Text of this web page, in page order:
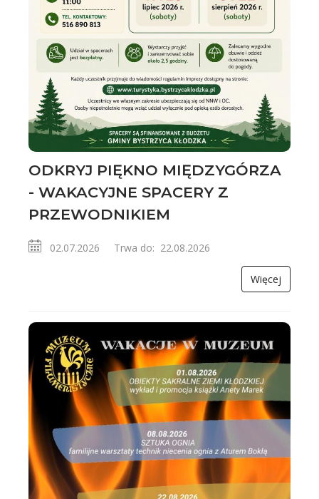
ODKRYJ PIĘKNO MIĘDZYGÓRZA
- WAKACYJNE SPACERY Z
PRZEWODNIKIEM
02.07.2026 Trwa do: 22.08.2026
Więcej